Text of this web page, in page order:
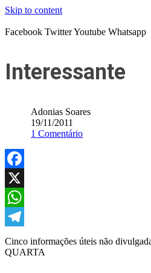
Skip to content
Facebook TwitterYoutube Whatsapp
Interessante
Adonias Soares
19/11/2011
1 Comentário
Facebook
X
WhatsApp
Telegram
Cinco informações úteis não
QUARTA